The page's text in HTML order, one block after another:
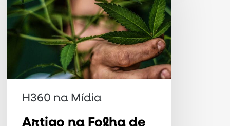
Folha
de
S.Paulo:
de
pacientes
H360 na Mídia
Artigo na Folha de